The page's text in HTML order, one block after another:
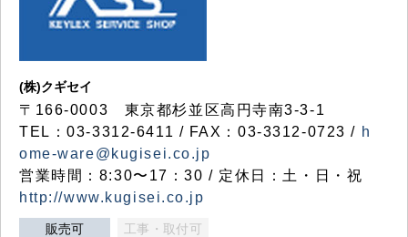
(株)クギセイ
〒166-0003 東京都杉並区高円寺南3-3-1
TEL：03-3312-6411 / FAX：03-3312-0723 / h
ome-ware@kugisei.co.jp
営業時間：8:30〜17：30 / 定休日：土・日・祝
http://www.kugisei.co.jp
販売可 工事・取付可